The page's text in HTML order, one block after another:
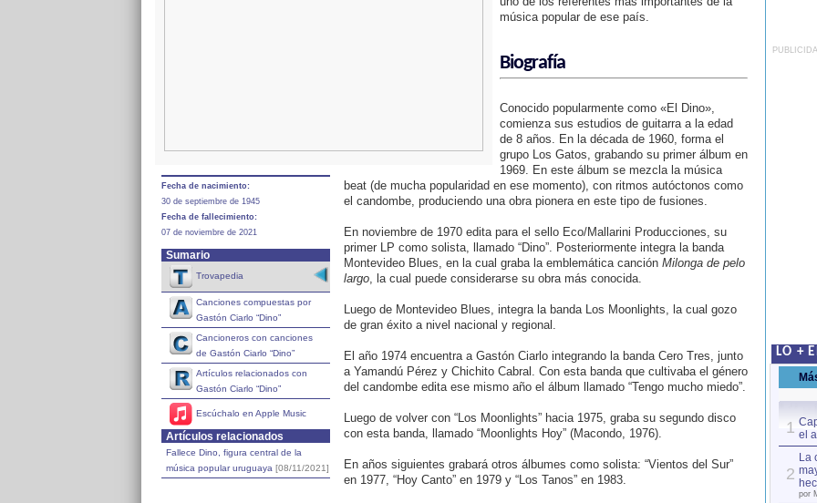
Fecha de nacimiento:
30 de septiembre de 1945
Fecha de fallecimiento:
07 de noviembre de 2021
Sumario
Trovapedia
Canciones compuestas por
Gastón Ciarlo “Dino”
Cancioneros con canciones
de Gastón Ciarlo “Dino”
Artículos relacionados con
Gastón Ciarlo “Dino”
Escúchalo en Apple Music
Artículos relacionados
Fallece Dino, figura central de la
música popular uruguaya [08/11/2021]
música popular de ese país.
Biografía
Conocido popularmente como «El Dino»,
comienza sus estudios de guitarra a la edad
de 8 años. En la década de 1960, forma el
grupo Los Gatos, grabando su primer álbum en
1969. En este álbum se mezcla la música
beat (de mucha popularidad en ese momento), con ritmos autóctonos como
el candombe, produciendo una obra pionera en este tipo de fusiones.
En noviembre de 1970 edita para el sello Eco/Mallarini Producciones, su
primer LP como solista, llamado “Dino”. Posteriormente integra la banda
Montevideo Blues, en la cual graba la emblemática canción Milonga de pelo
largo, la cual puede considerarse su obra más conocida.
Luego de Montevideo Blues, integra la banda Los Moonlights, la cual gozo
de gran éxito a nivel nacional y regional.
El año 1974 encuentra a Gastón Ciarlo integrando la banda Cero Tres, junto
a Yamandú Pérez y Chichito Cabral. Con esta banda que cultivaba el género
del candombe edita ese mismo año el álbum llamado “Tengo mucho miedo”.
Luego de volver con “Los Moonlights” hacia 1975, graba su segundo disco
con esta banda, llamado “Moonlights Hoy” (Macondo, 1976).
En años siguientes grabará otros álbumes como solista: “Vientos del Sur”
en 1977, “Hoy Canto” en 1979 y “Los Tanos” en 1983.
LO +
1 el
2
La
por